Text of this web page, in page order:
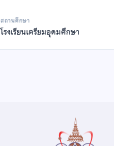
สถานศึกษา
โรงเรียนเตรียมอุดมศึกษา